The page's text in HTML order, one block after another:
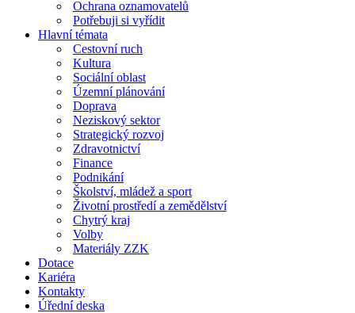
Ochrana oznamovatelů
Potřebuji si vyřídit
Hlavní témata
Cestovní ruch
Kultura
Sociální oblast
Územní plánování
Doprava
Neziskový sektor
Strategický rozvoj
Zdravotnictví
Finance
Podnikání
Školství, mládež a sport
Životní prostředí a zemědělství
Chytrý kraj
Volby
Materiály ZZK
Dotace
Kariéra
Kontakty
Úřední deska